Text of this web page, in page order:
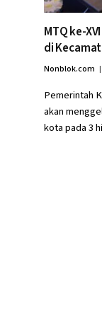
MTQ ke-
di
Nonblok.com
Pemerintah
akan
kota pada 3